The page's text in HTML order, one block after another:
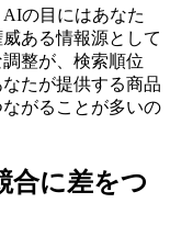
の目にはあなた
ある情報源として
整が、検索順位
たが提供する商品
がることが多いの
合に差をつ